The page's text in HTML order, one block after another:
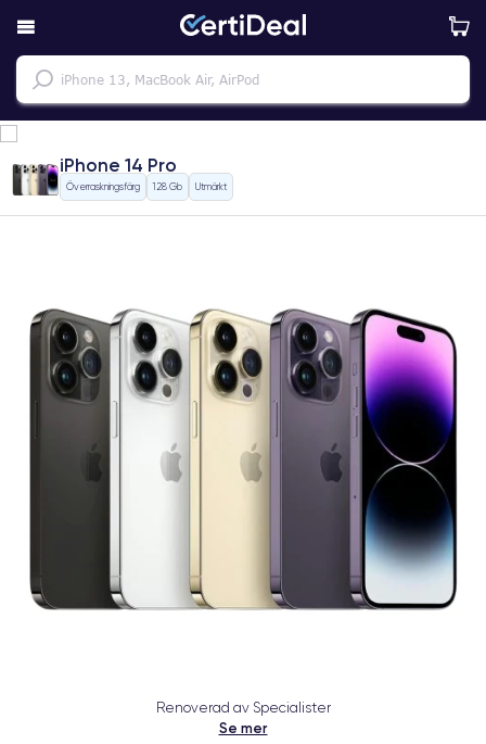
iPhone 14 Pro
Överraskningsfärg 128 Gb Utmärkt
Renoverad av Specialister
Se mer